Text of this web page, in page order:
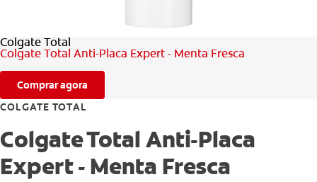
Colgate Total
Colgate Total Anti-Placa Expert - Menta Fresca
Comprar agora
COLGATE TOTAL
Colgate Total Anti-Placa
Expert - Menta Fresca